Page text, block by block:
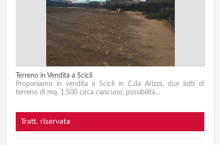
Terreno in Vendita a Scicli
Proponiamo in vendita a Scicli in C.da Arizza, due lotti di
terreno di mq. 1.500 circa ciascuno, possibilità...
Tratt. riservata